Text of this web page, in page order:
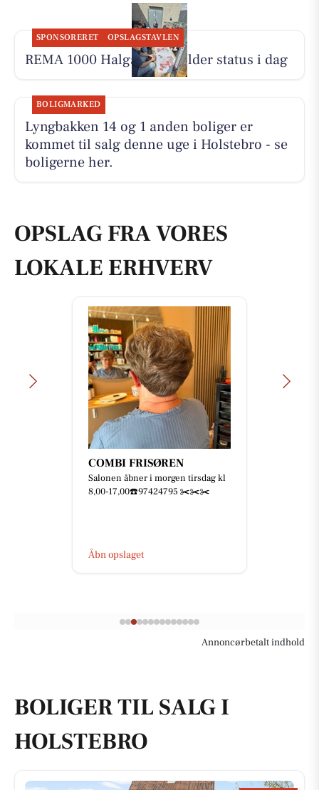
SPONSORERET OPSLAGSTAVLEN
REMA 1000 Halgårdvej holder status i dag
BOLIGMARKED
Lyngbakken 14 og 1 anden boliger er
kommet til salg denne uge i Holstebro - se
boligerne her.
OPSLAG FRA VORES
LOKALE ERHVERV
COMBI FRISØREN
Salonen åbner i morgen tirsdag kl
8,00-17,00☎️97424795 ✂️✂️✂️
Åbn opslaget
Annoncørbetalt indhold
BOLIGER TIL SALG I
HOLSTEBRO